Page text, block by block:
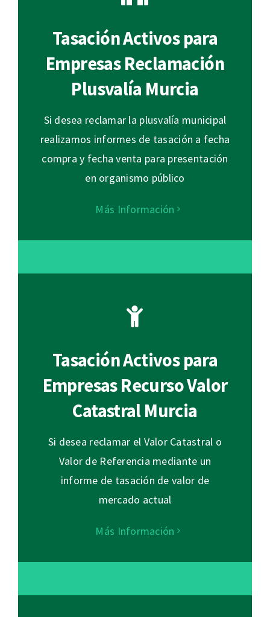
Tasación Activos para
Empresas Reclamación
Plusvalía Murcia
Si desea reclamar la plusvalía municipal
realizamos informes de tasación a fecha
compra y fecha venta para presentación
en organismo público
Más Información
Tasación Activos para
Empresas Recurso Valor
Catastral Murcia
Si desea reclamar el Valor Catastral o
Valor de Referencia mediante un
informe de tasación de valor de
mercado actual
Más Información